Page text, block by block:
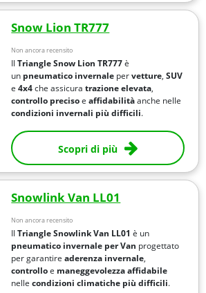
Snow Lion TR777
Non ancora recensito
IlTriangle Snow Lion TR777è
un pneumatico invernale pervetture,SUV
e4x4che assicuratrazione elevata,
controllo precisoeaffidabilitàanche nelle
condizioni invernali più difficili.
Scopri di più
Snowlink Van LL01
Non ancora recensito
IlTriangle Snowlink Van LL01 è un
pneumatico invernale per Van progettato
per garantireaderenza invernale,
controlloe maneggevolezza affidabile
nellecondizioni climatiche più difficili.